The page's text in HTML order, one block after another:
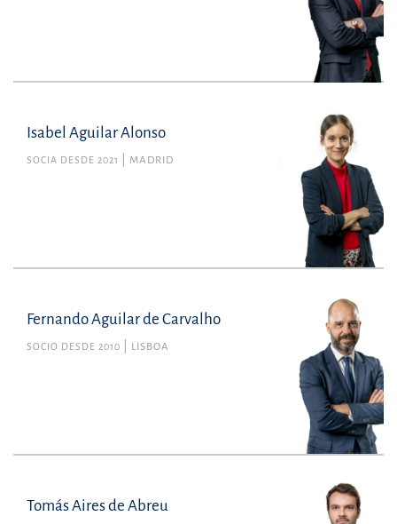
Tributario
pere.agramunt@uria.com
+34934165100
Isabel Aguilar Alonso
SOCIA DESDE 2021 MADRID
Fernando Aguilar de Carvalho
SOCIO DESDE 2010 LISBOA
Tomás Aires de Abreu Tomás Aires de Abreu